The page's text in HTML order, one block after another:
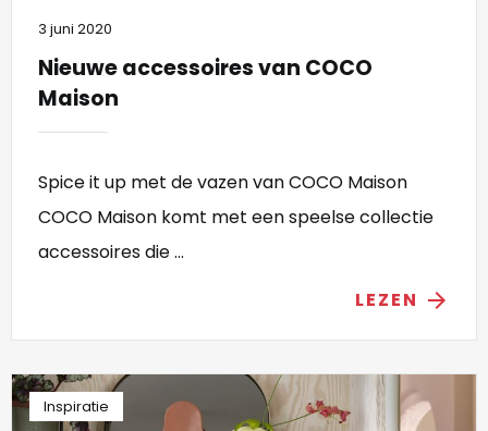
3 juni 2020
Nieuwe accessoires van COCO
Maison
Spice it up met de vazen van COCO Maison
COCO Maison komt met een speelse collectie
accessoires die ...
LEZEN arrow_forward
Inspiratie